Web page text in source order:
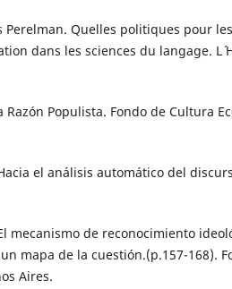
Perelman. Quelles politiques pour
dans les sciences du langage. L´
Razón Populista. Fondo de Cultura
el análisis automático del
mecanismo de reconocimiento
mapa de la cuestión.(p.157-168).
Aires.